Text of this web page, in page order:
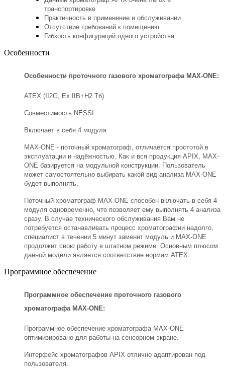
транспортировке
Практичность в применение и обслуживании
Отсутствие требований к помещению
Гибкость конфигураций одного устройства
Особенности
Особенности проточного газового хроматографа MAX-ONE:
АТЕХ (II2G, Ex IIB+H2 Тб)
Совместимость NESSI
Включает в себя 4 модуля
MAX-ONE - поточный хроматограф, отличается простотой в
эксплуатации и надёжностью. Как и вся продукция APIX, MAX-
ONE базируется на модульной конструкции. Пользователь
может самостоятельно выбирать какой вид анализа MAX-ONE
будет выполнять.
Поточный хроматограф MAX-ONE способен включать в себя 4
модуля одновременно, что позволяет ему выполнять 4 анализа
сразу. В случае технического обслуживания Вам не
потребуется останавливать процесс хроматографии надолго,
специалист в течении 5 минут заменит модуль и MAX-ONE
продолжит свою работу в штатном режиме. Основным плюсом
данной модели является соответствие нормам ATEX.
Программное обеспечение
Программное обеспечение проточного газового
хроматографа MAX-ONE:
Программное обеспечение хроматографа MAX-ONE
оптимизировано для работы на сенсорном экране.
Интерфейс хроматографов APIX отлично адаптирован под
пользователя.